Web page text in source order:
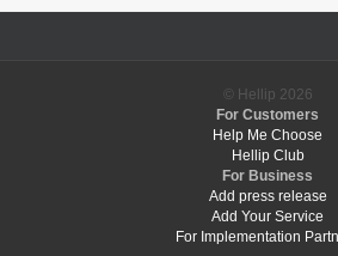
© Hellip 2026
For Customers
Help Me Choose
Hellip Club
For Business
Add press release
Add Your Service
For Implementation